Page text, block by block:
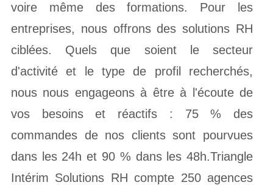
voire même des formations. Pour les
entreprises, nous offrons des solutions RH
ciblées. Quels que soient le secteur
d'activité et le type de profil recherchés,
nous nous engageons à être à l'écoute de
vos besoins et réactifs : 75 % des
commandes de nos clients sont pourvues
dans les 24h et 90 % dans les 48h.Triangle
Intérim Solutions RH compte 250 agences